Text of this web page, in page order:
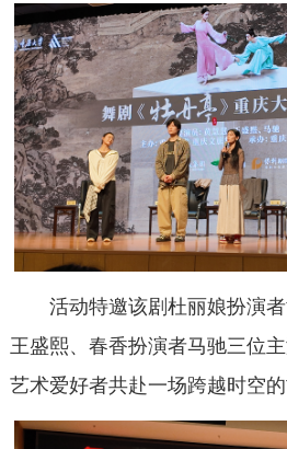
活动特邀该剧杜丽娘扮演
王盛熙、春香扮演者马驰三位
艺术爱好者共赴一场跨越时空的